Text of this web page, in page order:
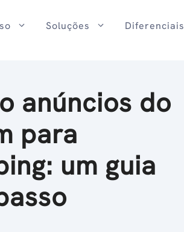
Soluções Diferenciais
anúncios do
para
um guia